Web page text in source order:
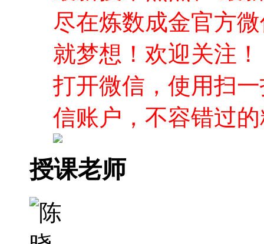
尽在炼数成金官方
就梦想！欢迎关注！
打开微信，使用扫
信账户，不容错过
授课老师